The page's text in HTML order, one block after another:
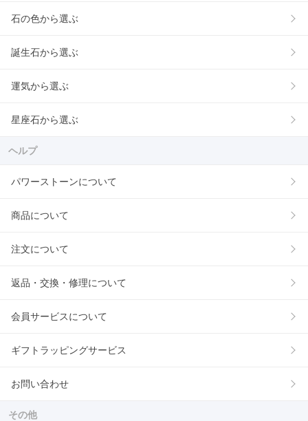
石の色から選ぶ
誕生石から選ぶ
運気から選ぶ
星座石から選ぶ
ヘルプ
パワーストーンについて
商品について
注文について
返品・交換・修理について
会員サービスについて
ギフトラッピングサービス
お問い合わせ
その他